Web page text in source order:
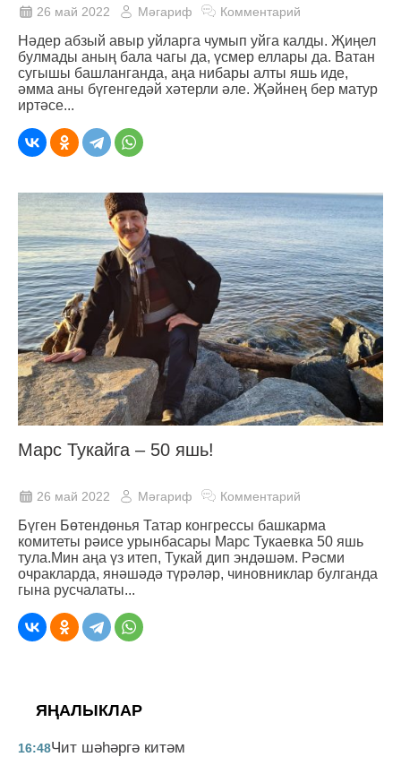
26 май 2022 Мәгариф Комментарий
Нәдер абзый авыр уйларга чумып уйга калды. Җиңел
булмады аның бала чагы да, үсмер еллары да. Ватан
сугышы башланганда, аңа нибары алты яшь иде,
әмма аны бүгенгедәй хәтерли әле. Җәйнең бер матур
иртәсе...
Марс Тукайга – 50 яшь!
26 май 2022 Мәгариф Комментарий
Бүген Бөтендөнья Татар конгрессы башкарма
комитеты рәисе урынбасары Марс Тукаевка 50 яшь
тула.Мин аңа үз итеп, Тукай дип эндәшәм. Рәсми
очракларда, янәшәдә түрәләр, чиновниклар булганда
гына русчалаты...
ЯҢАЛЫКЛАР
16:48Чит шәһәргә китәм